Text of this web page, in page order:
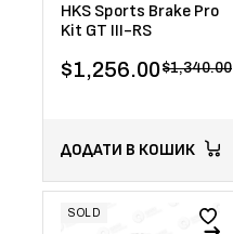
HKS Sports Brake Pro
Kit GT III-RS
$1,340.00
$1,256.00
ДОДАТИ В КОШИК
SOLD